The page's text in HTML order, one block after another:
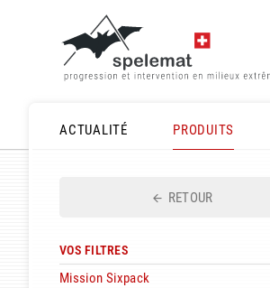
ACTUALITÉ
PRODUITS
RETOUR
VOS FILTRES
Mission Sixpack